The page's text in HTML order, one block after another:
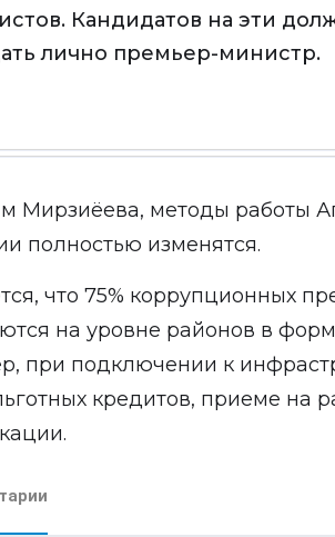
Кандидатов на эти
лично премьер-министр.
Мирзиёева, методы работы
полностью изменятся.
что 75% коррупционных
на уровне районов в
при подключении к
кредитов, приеме на